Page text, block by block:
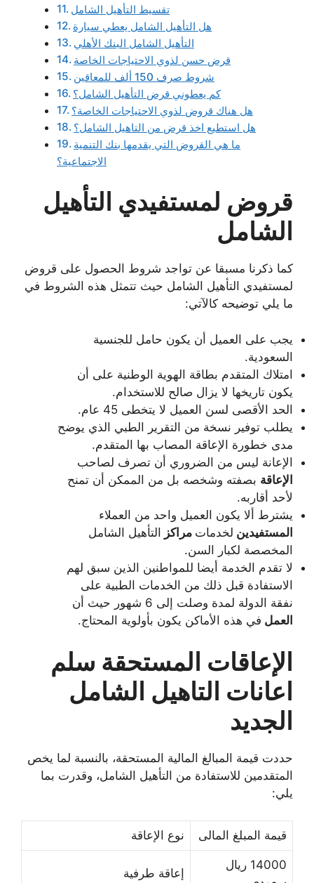
تقسيط التأهيل الشامل
هل التأهيل الشامل يعطي سيارة
التأهيل الشامل البنك الأهلي
قرض حسن لذوي الاحتياجات الخاصة
شروط صرف 150 ألف للمعاقين
كم يعطوني قرض التأهيل الشامل؟
هل هناك قروض لذوي الاحتياجات الخاصة؟
هل استطيع اخذ قرض من التاهيل الشامل؟
ما هي القروض التي يقدمها بنك التنمية
الاجتماعية؟
قروض لمستفيدي التأهيل
الشامل
كما ذكرنا مسبقا عن تواجد شروط الحصول على قروض
لمستفيدي التأهيل الشامل حيث تتمثل هذه الشروط في
ما يلي توضيحه كالآتي:
يجب على العميل أن يكون حامل للجنسية
السعودية.
امتلاك المتقدم بطاقة الهوية الوطنية على أن
يكون تاريخها لا يزال صالح للاستخدام.
الحد الأقصى لسن العميل لا يتخطى 45 عام.
يطلب توفير نسخة من التقرير الطبي الذي يوضح
مدى خطورة الإعاقة المصاب بها المتقدم.
الإعانة ليس من الضروري أن تصرف لصاحب
الإعاقة بصفته وشخصه بل من الممكن أن تمنح
لأحد أقاربه.
يشترط ألا يكون العميل واحد من العملاء
المستفيدين لخدمات مراكز التأهيل الشامل
المخصصة لكبار السن.
لا تقدم الخدمة أيضا للمواطنين الذين سبق لهم
الاستفادة قبل ذلك من الخدمات الطبية على
نفقة الدولة لمدة وصلت إلى 6 شهور حيث أن
العمل في هذه الأماكن يكون بأولوية المحتاج.
الإعاقات المستحقة سلم
اعانات التاهيل الشامل
الجديد
حددت قيمة المبالغ المالية المستحقة، بالنسبة لما يخص
المتقدمين للاستفادة من التأهيل الشامل، وقدرت بما
يلي:
قيمة المبلغ المالى نوع الإعاقة
14000 ريال
إعاقة طرفية